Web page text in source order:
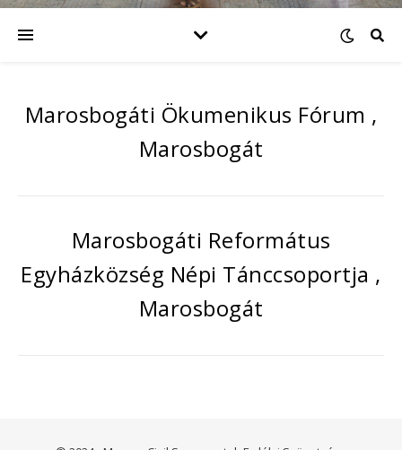
Marosbogáti Ökumenikus Fórum ,
Marosbogát
Marosbogáti Református
Egyházközség Népi Tánccsoportja ,
Marosbogát